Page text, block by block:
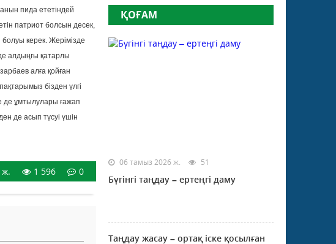
пида ететіндей
патриот болсын десек,
керек. Жерімізде
алдыңғы қатарлы
алға қойған
бізден үлгі
де ұмтылулары ғажап
де асып түсуі үшін
ж. 1 596 0
ҚОҒАМ
06 тамыз 2026 ж. 51
Бүгінгі таңдау – ертеңгі даму
Таңдау жасау – ортақ іске қосылған